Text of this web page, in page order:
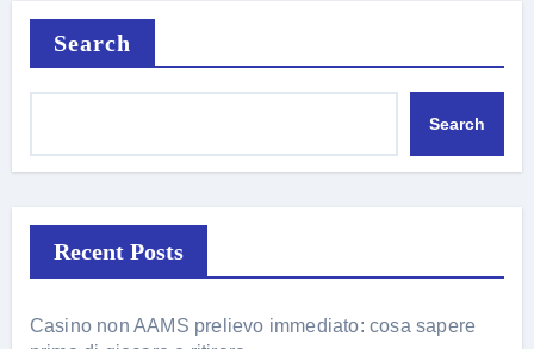
Search
Search
Recent Posts
Casino non AAMS prelievo immediato: cosa sapere